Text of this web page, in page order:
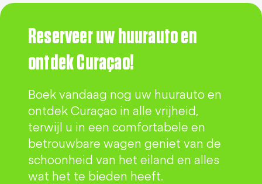
Reserveer uw huurauto en
ontdek Curaçao!
Boek vandaag nog uw huurauto en
ontdek Curaçao in alle vrijheid,
terwijl u in een comfortabele en
betrouwbare wagen geniet van de
schoonheid van het eiland en alles
wat het te bieden heeft.